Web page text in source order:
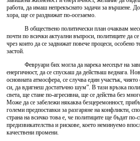
работа, да имаш непрекъснато задачи за вършене.
хора, ще се раздвижат по-осезаемо.
В обществено политически план очаквам
почти по всички актуални въпроси, политиците да
чрез които да се задвижат повече процеси, особено
застой.
Февруари бих могла да нарека месецът на
енергичност, да се спускаш да действаш веднага.
основната атмосфера, се случва един участък,
си, да вдигнеш достатъчно шум”. В тази връзка
света, ще стане по-агресивна, ще се действа без
Може да се забележи някаква безцеремонност,
големи предпоставки за разгаряне на конфликти,
страна на всичко това е, че политиците ще бъдат по-
предизвикателства и рискове, което неминуемо
качествени промени.